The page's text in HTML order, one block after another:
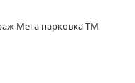
Мега парковка ТМ